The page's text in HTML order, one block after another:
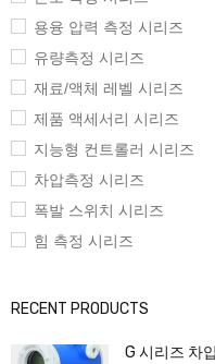
용융 압력 측정 시리즈
유량측정 시리즈
재료/액체 레벨 시리즈
제품 액세서리 시리즈
지능형 컨트롤러 시리즈
차압측정 시리즈
폭발 스위치 시리즈
힘 측정 시리즈
RECENT PRODUCTS
G 시리즈 차